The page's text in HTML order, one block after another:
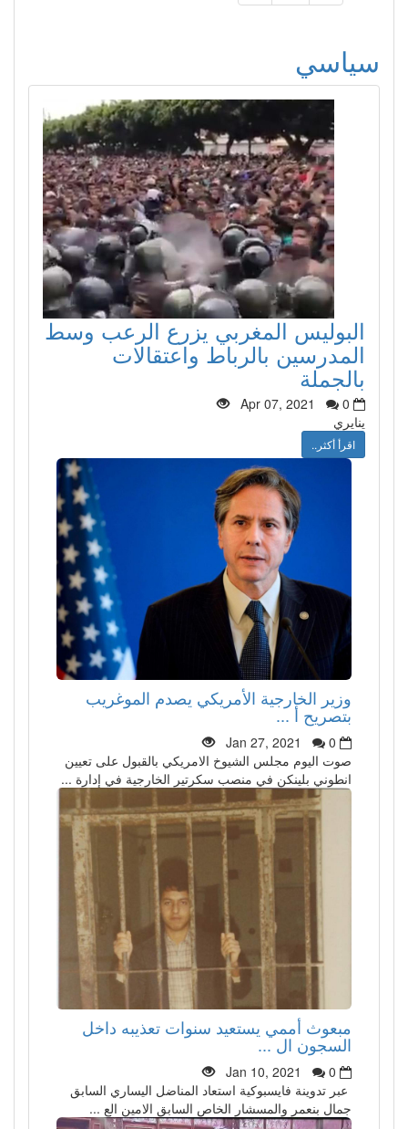
سياسي
البوليس المغربي يزرع الرعب وسط
المدرسين بالرباط واعتقالات
بالجملة
Apr 07, 2021
0
ينايري
اقرأ أكثر..
وزير الخارجية الأمريكي يصدم الموغريب
بتصريح أ ...
Jan 27, 2021
0
صوت اليوم مجلس الشيوخ الامريكي بالقبول على تعيين
انطوني بلينكن في منصب سكرتير الخارجية في إدارة ...
مبعوث أممي يستعيد سنوات تعذيبه داخل
السجون ال ...
Jan 10, 2021
0
عبر تدوينة فايسبوكية استعاد المناضل اليساري السابق
جمال بنعمر والمسشار الخاص السابق الامين الع ...